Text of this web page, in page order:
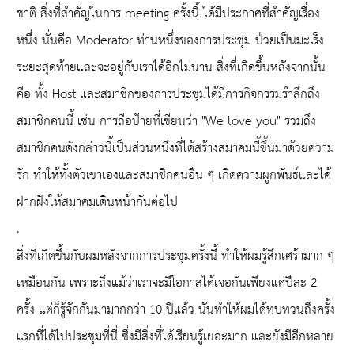
ชาติ สิ่งที่สำคัญในการ meeting ครั้งนี้ ได้มีประกาศที่สำคัญเรื่อง
หนึ่่ง นั่นคือ Moderator ท่านหนึ่งของการประชุม ป่วยเป็นมะเร็ง
ระยะสุดท้ายและจะอยู่กับเราได้อีกไม่นาน สิ่งที่เกิดขึ้นหลังจากนั้น
คือ ทั้ง Host และสมาชิกของการประชุมได้มีการกิจกรรมรำลึกถึง
สมาชิกคนนี้ เช่น การถือป้ายที่เขียนว่า "We love you" รวมถึง
สมาชิกคนดังกล่าวนี้เป็นส่วนหนึ่งที่ได้สร้างสมาคมนี้ขึ้นมาด้วยความ
รัก ทำให้ทั้งตัวเขาเองและสมาชิกคนอื่น ๆ เกิดความผูกพันธ์และได้
ฝากฝังให้สมาคมเดินหน้ากันต่อไป
.
สิ่งที่เกิดขึ้นกับผมหลังจากการประชุมครั้งนี้ ทำให้ผมรู้สึกเศร้ามาก ๆ
เหมือนกัน เพราะถึงแม้ว่าเราจะมีโอกาสได้เจอกันเพียงแค่ปีละ 2
ครั้ง แต่ก็รู้จักกันมามากกว่า 10 ปีแล้ว นั่นทำให้ผมได้ทบทวนถึงครั้ง
แรกที่ได้ไปประชุมที่นี่ ซึ่งมีสิ่งที่ได้เรียนรู้เยอะมาก และยังมีอีกหลาย